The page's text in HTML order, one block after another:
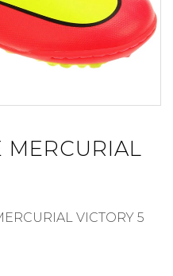
MERCURIAL
VICTORY 5